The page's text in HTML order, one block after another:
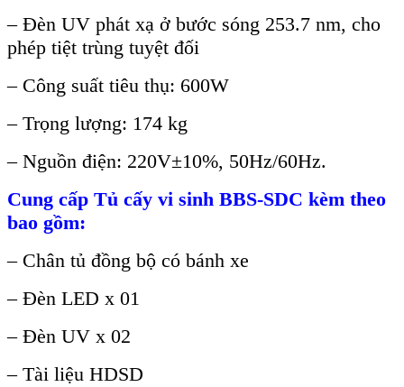
– Đèn UV phát xạ ở bước sóng 253.7 nm, cho
phép tiệt trùng tuyệt đối
– Công suất tiêu thụ: 600W
– Trọng lượng: 174 kg
– Nguồn điện: 220V±10%, 50Hz/60Hz.
Cung cấp Tủ cấy vi sinh BBS-SDC kèm theo
bao gồm:
– Chân tủ đồng bộ có bánh xe
– Đèn LED x 01
– Đèn UV x 02
– Tài liệu HDSD